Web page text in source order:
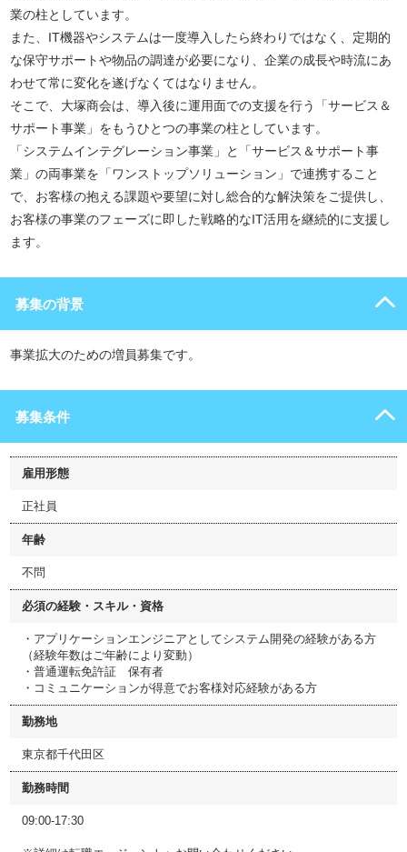
業の柱としています。
また、IT機器やシステムは一度導入したら終わりではなく、定期的
な保守サポートや物品の調達が必要になり、企業の成長や時流にあ
わせて常に変化を遂げなくてはなりません。
そこで、大塚商会は、導入後に運用面での支援を行う「サービス＆
サポート事業」をもうひとつの事業の柱としています。
「システムインテグレーション事業」と「サービス＆サポート事
業」の両事業を「ワンストップソリューション」で連携すること
で、お客様の抱える課題や要望に対し総合的な解決策をご提供し、
お客様の事業のフェーズに即した戦略的なIT活用を継続的に支援し
ます。
募集の背景
事業拡大のための増員募集です。
募集条件
雇用形態
正社員
年齢
不問
必須の経験・スキル・資格
・アプリケーションエンジニアとしてシステム開発の経験がある方
（経験年数はご年齢により変動）
・普通運転免許証 保有者
・コミュニケーションが得意でお客様対応経験がある方
勤務地
東京都千代田区
勤務時間
09:00-17:30